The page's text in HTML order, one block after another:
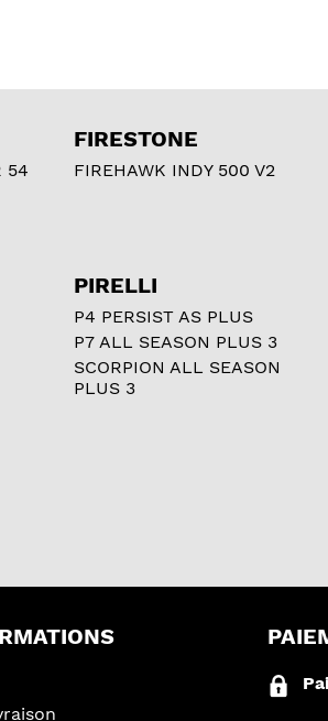
54
FIRESTONE
FIREHAWK INDY 500 V2
PIRELLI
P4 PERSIST AS PLUS
P7 ALL SEASON PLUS 3
SCORPION ALL SEASON
PLUS 3